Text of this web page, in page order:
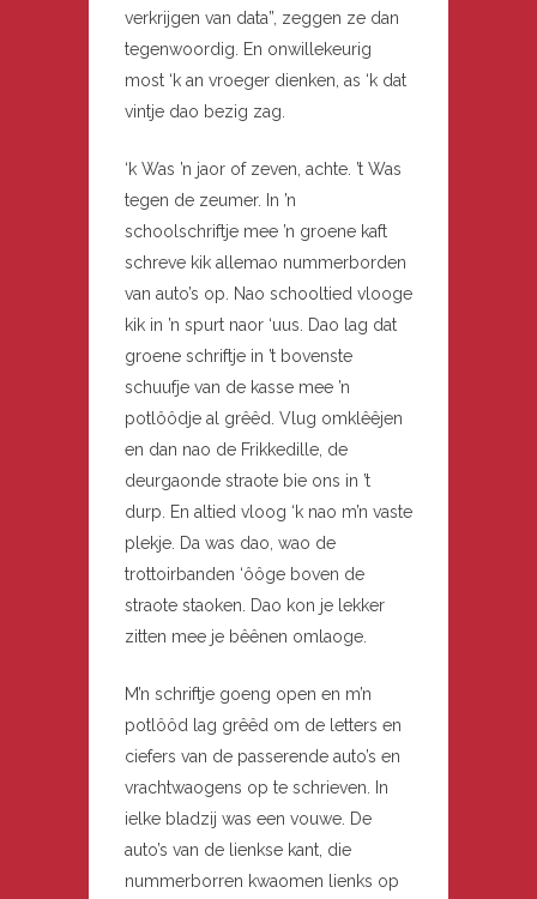
verkrijgen van data”, zeggen ze dan
tegenwoordig. En onwillekeurig
most ‘k an vroeger dienken, as ‘k dat
vintje dao bezig zag.
‘k Was ’n jaor of zeven, achte. ’t Was
tegen de zeumer. In ’n
schoolschriftje mee ’n groene kaft
schreve kik allemao nummerborden
van auto’s op. Nao schooltied vlooge
kik in ’n spurt naor ‘uus. Dao lag dat
groene schriftje in ’t bovenste
schuufje van de kasse mee ’n
potlôôdje al grêêd. Vlug omklêêjen
en dan nao de Frikkedille, de
deurgaonde straote bie ons in ’t
durp. En altied vloog ‘k nao m’n vaste
plekje. Da was dao, wao de
trottoirbanden ‘ôôge boven de
straote staoken. Dao kon je lekker
zitten mee je bêênen omlaoge.
M’n schriftje goeng open en m’n
potlôôd lag grêêd om de letters en
ciefers van de passerende auto’s en
vrachtwaogens op te schrieven. In
ielke bladzij was een vouwe. De
auto’s van de lienkse kant, die
nummerborren kwaomen lienks op